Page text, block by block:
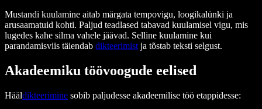
Mustandi kuulamine aitab märgata tempovigu, loogikalünki ja
arusaamatuid kohti. Paljud teadlased tabavad kuulamisel vigu, mis
lugedes kahe silma vahele jäävad. Selline kuulamine kui
parandamisviis täiendab dikteerimist ja tõstab teksti selgust.
Akadeemiku töövoogude eelised
Hääldikteerimine sobib paljudesse akadeemilise töö etappidesse: